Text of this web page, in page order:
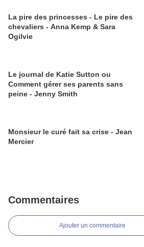
La pire des princesses - Le pire des
chevaliers - Anna Kemp & Sara
Ogilvie
Le journal de Katie Sutton ou
Comment gérer ses parents sans
peine - Jenny Smith
Monsieur le curé fait sa crise - Jean
Mercier
Commentaires
Ajouter un commentaire